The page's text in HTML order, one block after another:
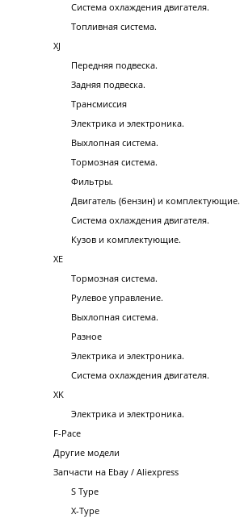
Система охлаждения двигателя.
Топливная система.
XJ
Передняя подвеска.
Задняя подвеска.
Трансмиссия
Электрика и электроника.
Выхлопная система.
Тормозная система.
Фильтры.
Двигатель (бензин) и комплектующие.
Система охлаждения двигателя.
Кузов и комплектующие.
XE
Тормозная система.
Рулевое управление.
Выхлопная система.
Разное
Электрика и электроника.
Система охлаждения двигателя.
XK
Электрика и электроника.
F-Pace
Другие модели
Запчасти на Ebay / Aliexpress
S Type
X-Type